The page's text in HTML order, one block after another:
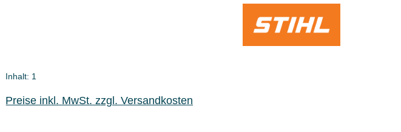
Inhalt: 1
Preise inkl. MwSt. zzgl. Versandkosten